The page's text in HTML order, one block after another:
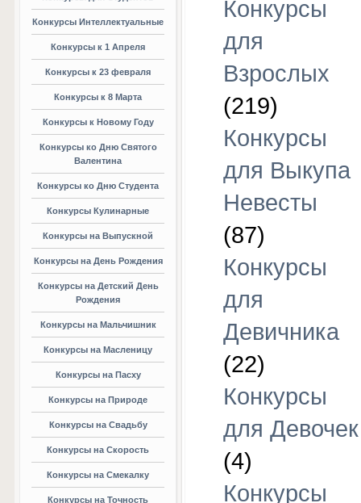
Конкурсы Интеллектуальные
Конкурсы к 1 Апреля
Конкурсы к 23 февраля
Конкурсы к 8 Марта
Конкурсы к Новому Году
Конкурсы ко Дню Святого
Валентина
Конкурсы ко Дню Студента
Конкурсы Кулинарные
Конкурсы на Выпускной
Конкурсы на День Рождения
Конкурсы на Детский День
Рождения
Конкурсы на Мальчишник
Конкурсы на Масленицу
Конкурсы на Пасху
Конкурсы на Природе
Конкурсы на Свадьбу
Конкурсы на Скорость
Конкурсы на Смекалку
Конкурсы на Точность
Конкурсы
для
Взрослых
(219)
Конкурсы
для Выкупа
Невесты
(87)
Конкурсы
для
Девичника
(22)
Конкурсы
для Девочек
(4)
Конкурсы